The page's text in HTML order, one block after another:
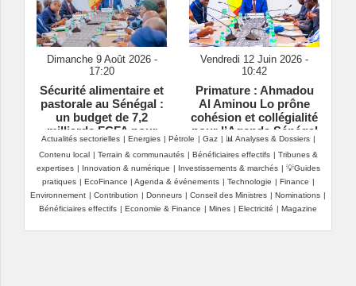
Dimanche 9 Août 2026 -
17:20
Sécurité alimentaire et
pastorale au Sénégal :
un budget de 7,2
milliards FCFA pour
traverser la soudure
Vendredi 12 Juin 2026 -
10:42
Primature : Ahmadou
Al Aminou Lo prône
cohésion et collégialité
pour l’Agenda Sénégal
2050
Actualités sectorielles | Energies | Pétrole | Gaz | 📊 Analyses & Dossiers |
Contenu local | Terrain & communautés | Bénéficiaires effectifs | Tribunes &
expertises | Innovation & numérique | Investissements & marchés | 💡Guides
pratiques | EcoFinance | Agenda & événements | Technologie | Finance |
Environnement | Contribution | Donneurs | Conseil des Ministres | Nominations |
Bénéficiaires effectifs | Economie & Finance | Mines | Electricité | Magazine